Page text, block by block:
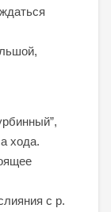
хода.
с р.